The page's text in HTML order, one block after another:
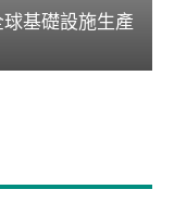
基礎設施生產